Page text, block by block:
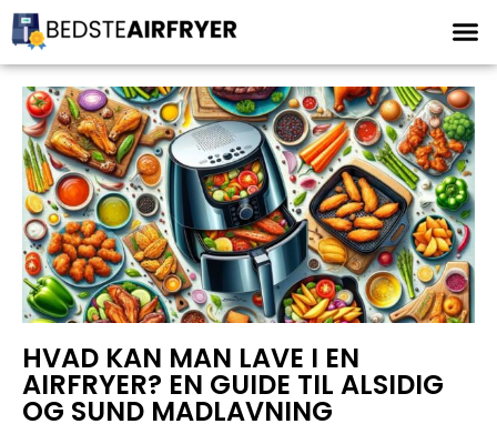
HVAD KAN MAN LAVE I EN
AIRFRYER? EN GUIDE TIL ALSIDIG
OG SUND MADLAVNING